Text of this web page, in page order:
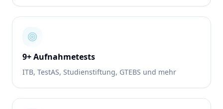
9+ Aufnahmetests
ITB, TestAS, Studienstiftung, GTEBS und mehr